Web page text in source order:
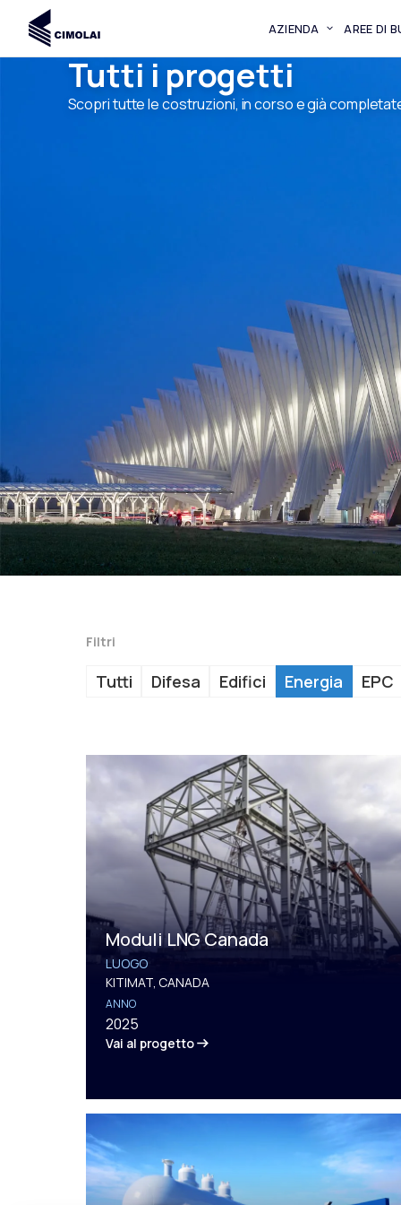
AZIENDA AREE DI
Tutti i progetti
Scopri tutte le costruzioni, in corso e già
Filtri
Difesa Edifici Energia EPC
Tutti
Moduli LNG Canada
LUOGO
KITIMAT, CANADA
ANNO
2025
Vai al progetto